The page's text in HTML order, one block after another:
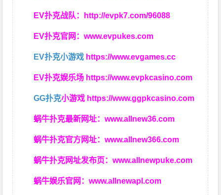
EV扑克战队： http://evpk7.com/96088
EV扑克官网：www.evpukes.com
EV扑克小游戏 https://www.evgames.cc
EV扑克娱乐场 https://www.evpkcasino.com
GG扑克小游戏 https://www.ggpkcasino.com
蜗牛扑克最新网址：www.allnew36.com
蜗牛扑克官方网址：www.allnew366.com
蜗牛扑克网址发布页：www.allnewpuke.com
蜗牛娱乐官网：www.allnewapl.com